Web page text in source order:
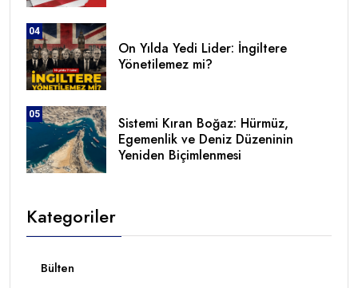
04
On Yılda Yedi Lider: İngiltere
Yönetilemez mi?
05
Sistemi Kıran Boğaz: Hürmüz,
Egemenlik ve Deniz Düzeninin
Yeniden Biçimlenmesi
Kategoriler
Bülten